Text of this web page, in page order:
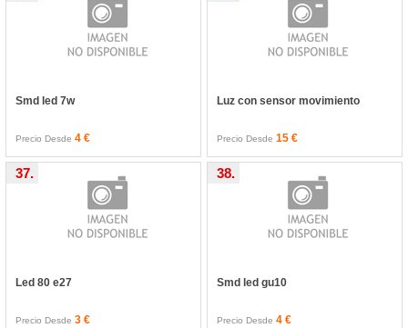
Smd led 7w
Precio Desde4 €
Luz con sensor movimiento
Precio Desde 15 €
Led 80 e27
37.
Precio Desde3 €
Smd led gu10
38.
Precio Desde 4 €